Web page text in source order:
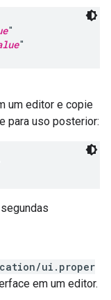
"
"
um editor e copie
para uso posterior:
ui.proper
em um editor.